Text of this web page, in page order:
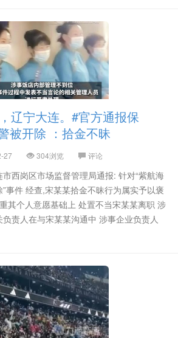
辽宁大连。#官方通报保
被开除 ：拾金不昧
27 304浏览 评论
西岗区市场监督管理局通报: 针对“紫航海
事件 经查,宋某某拾金不昧行为属实予以褒
其个人意愿基础上 处置不当宋某某离职 涉
责人在与宋某某沟通中 涉事企业负责人